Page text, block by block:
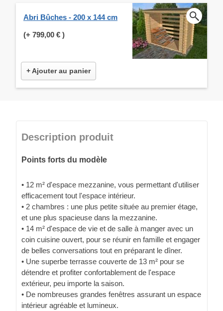
Abri Bûches - 200 x 144 cm
(+ 799,00 € )
+ Ajouter au panier
Description produit
Points forts du modèle
• 12 m² d'espace mezzanine, vous permettant d'utiliser
efficacement tout l'espace intérieur.
• 2 chambres : une plus petite située au premier étage,
et une plus spacieuse dans la mezzanine.
• 14 m² d'espace de vie et de salle à manger avec un
coin cuisine ouvert, pour se réunir en famille et engager
de belles conversations tout en préparant le dîner.
• Une superbe terrasse couverte de 13 m² pour se
détendre et profiter confortablement de l'espace
extérieur, peu importe la saison.
• De nombreuses grandes fenêtres assurant un espace
intérieur agréable et lumineux.